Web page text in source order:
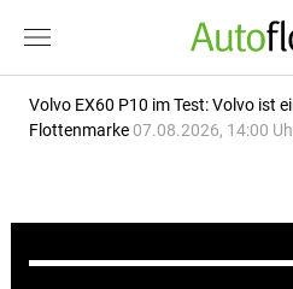
Volvo EX60 P10 im Test: Volvo ist
Flottenmarke 07.08.2026, 14:00